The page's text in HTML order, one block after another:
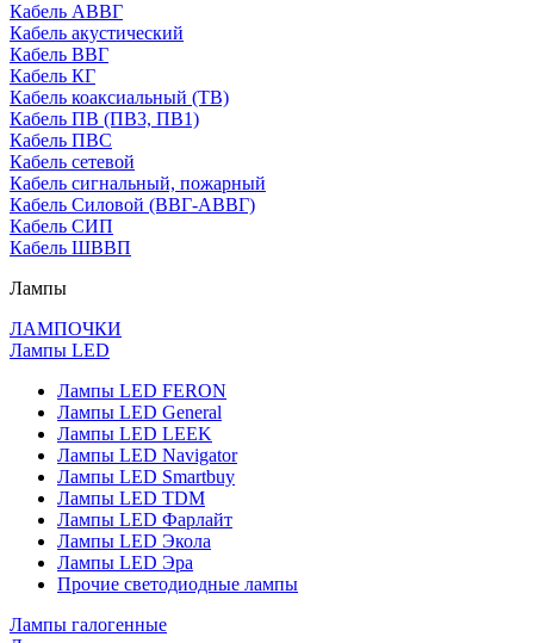
Кабель АВВГ
Кабель акустический
Кабель ВВГ
Кабель КГ
Кабель коаксиальный (ТВ)
Кабель ПВ (ПВ3, ПВ1)
Кабель ПВС
Кабель сетевой
Кабель сигнальный, пожарный
Кабель Силовой (ВВГ-АВВГ)
Кабель СИП
Кабель ШВВП
Лампы
ЛАМПОЧКИ
Лампы LED
Лампы LED FERON
Лампы LED General
Лампы LED LEEK
Лампы LED Navigator
Лампы LED Smartbuy
Лампы LED TDM
Лампы LED Фарлайт
Лампы LED Экола
Лампы LED Эра
Прочие светодиодные лампы
Лампы галогенные